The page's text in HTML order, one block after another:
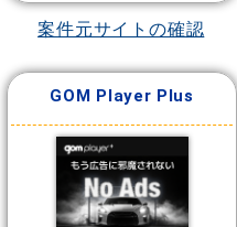
案件元サイトの確認
GOM Player Plus